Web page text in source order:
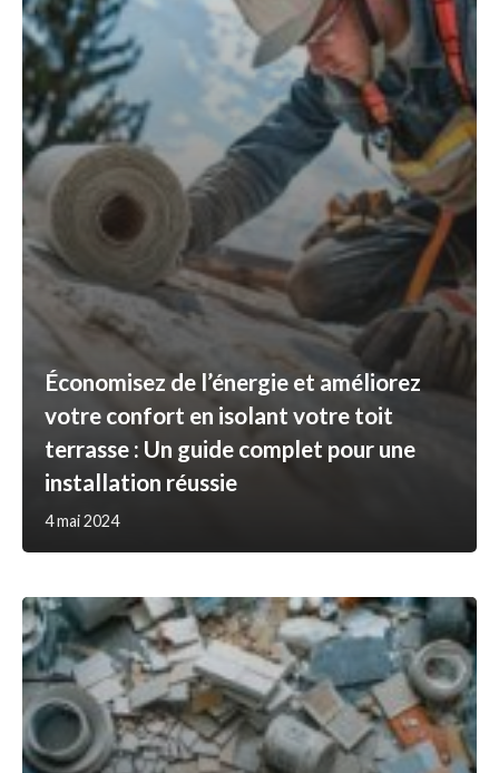
Économisez de l’énergie et améliorez
votre confort en isolant votre toit
terrasse : Un guide complet pour une
installation réussie
4 mai 2024